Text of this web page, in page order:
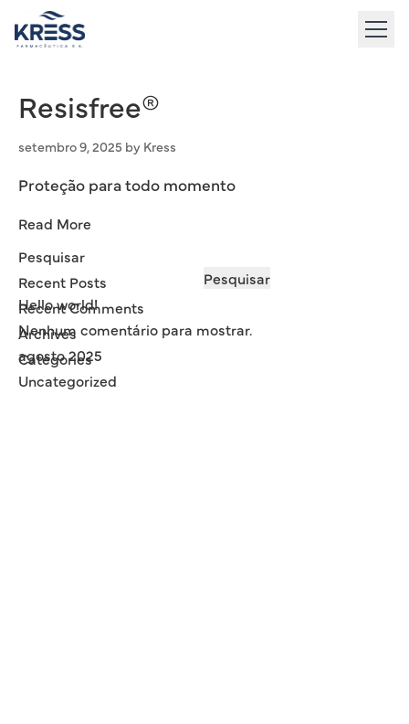
content
Resisfree®
setembro 9, 2025 by Kress
Proteção para todo momento
Read More
Pesquisar
Pesquisar
Recent Posts
Hello world!
Recent Comments
Nenhum comentário para mostrar.
Archives
agosto 2025
Categories
Uncategorized